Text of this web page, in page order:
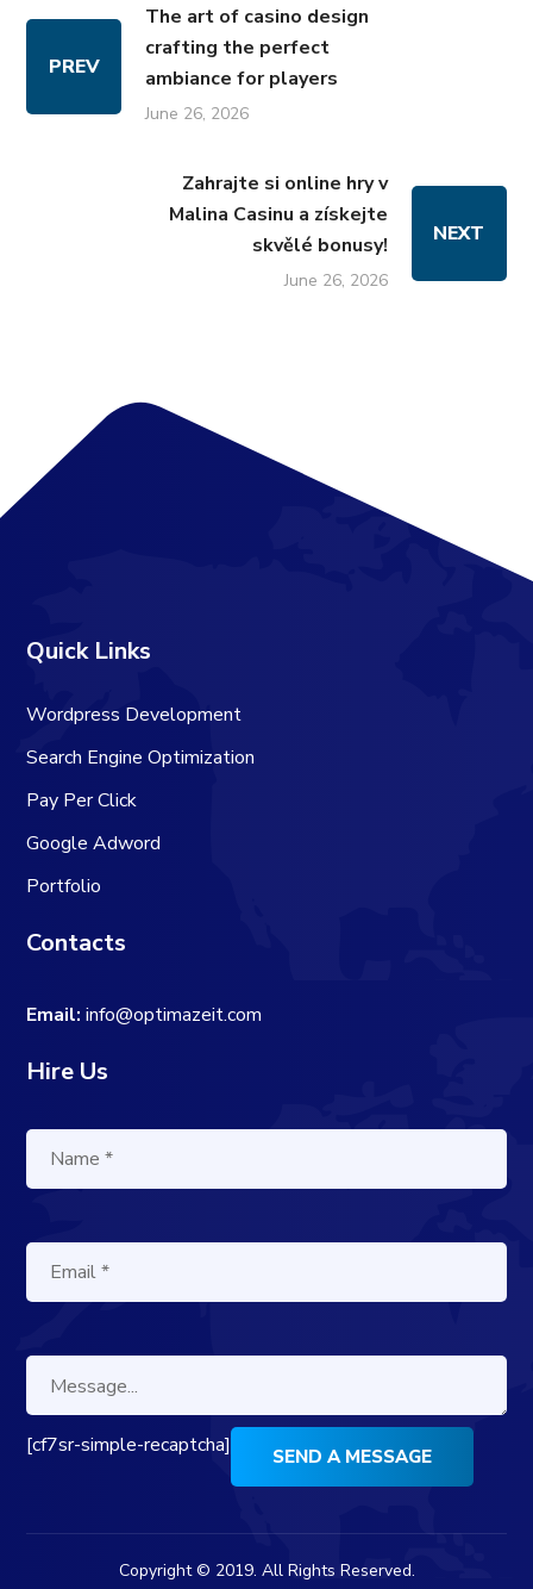
PREV
The art of casino design
crafting the perfect
ambiance for players
June 26, 2026
Zahrajte si online hry v
Malina Casinu a získejte
skvělé bonusy!
June 26, 2026
NEXT
Quick Links
Wordpress Development
Search Engine Optimization
Pay Per Click
Google Adword
Portfolio
Contacts
Email: info@optimazeit.com
Hire Us
[cf7sr-simple-recaptcha]
Copyright © 2019. All Rights Reserved.